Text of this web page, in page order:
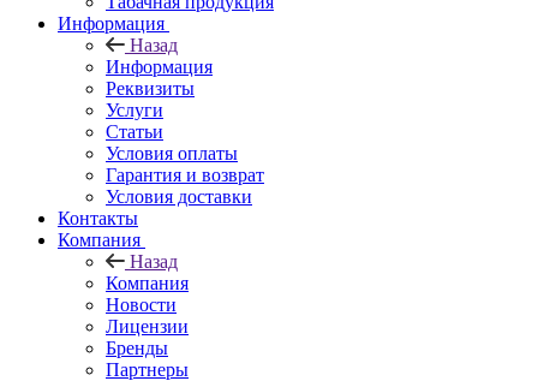
Информация
Назад
Информация
Реквизиты
Услуги
Статьи
Условия оплаты
Гарантия и возврат
Условия доставки
Контакты
Компания
Назад
Компания
Новости
Лицензии
Бренды
Партнеры